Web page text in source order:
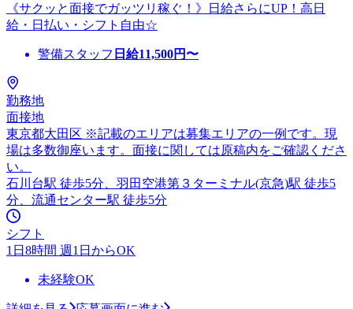
《サクッと面接でガッツリ稼ぐ！》日給さらにUP！高日
給・日払い・シフト自由☆
警備スタッフ 日給11,500円〜
勤務地
面接地
東京都大田区 ※記載のエリアは募集エリアの一例です。現
場は多数御座います。面接に関しては原稿内をご確認くださ
い。
石川台駅 徒歩5分、羽田空港第３ターミナル(京急)駅 徒歩5
分、流通センター駅 徒歩5分
シフト
1日8時間 週1日からOK
未経験OK